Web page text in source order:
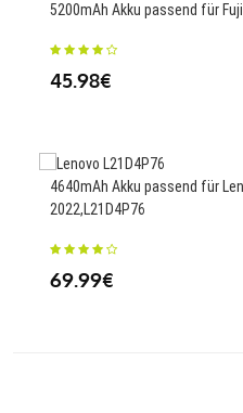
5200mAh Akku passend für
45.98€
4640mAh Akku passend für
2022,L21D4P76
69.99€